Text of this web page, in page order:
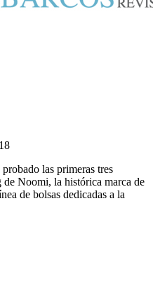
las primeras tres
de Noomi, la histórica marca de
de bolsas dedicadas a la